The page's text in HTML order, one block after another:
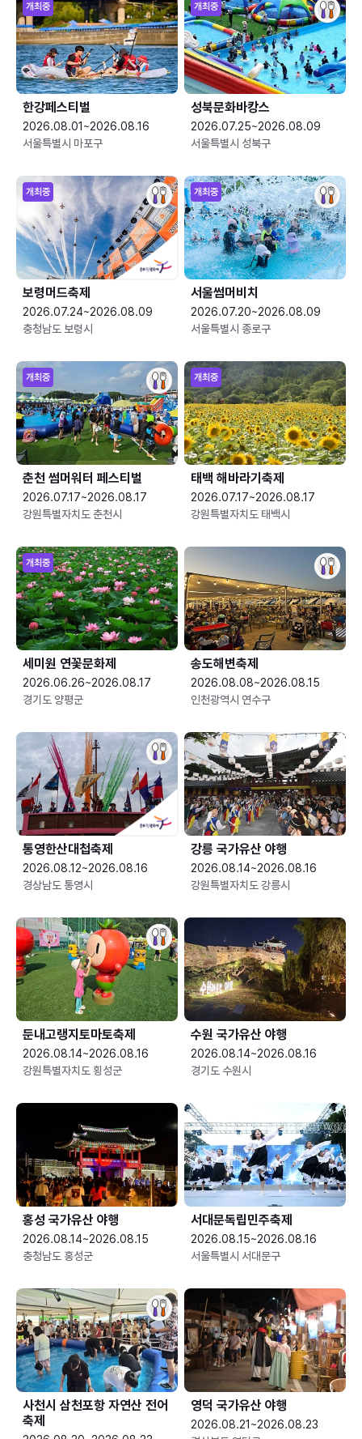
개최중
한강페스티벌
2026.08.01~2026.08.16
서울특별시 마포구
개최중
성북문화바캉스
2026.07.25~2026.08.09
서울특별시 성북구
개최중
보령머드축제
2026.07.24~2026.08.09
충청남도 보령시
개최중
서울썸머비치
2026.07.20~2026.08.09
서울특별시 종로구
개최중
춘천 썸머워터 페스티벌
2026.07.17~2026.08.17
강원특별자치도 춘천시
개최중
태백 해바라기축제
2026.07.17~2026.08.17
강원특별자치도 태백시
개최중
세미원 연꽃문화제
2026.06.26~2026.08.17
경기도 양평군
송도해변축제
2026.08.08~2026.08.15
인천광역시 연수구
통영한산대첩축제
2026.08.12~2026.08.16
경상남도 통영시
강릉 국가유산 야행
2026.08.14~2026.08.16
강원특별자치도 강릉시
둔내고랭지토마토축제
2026.08.14~2026.08.16
강원특별자치도 횡성군
수원 국가유산 야행
2026.08.14~2026.08.16
경기도 수원시
홍성 국가유산 야행
2026.08.14~2026.08.15
충청남도 홍성군
서대문독립민주축제
2026.08.15~2026.08.16
서울특별시 서대문구
사천시 삼천포항 자연산 전어
축제
영덕 국가유산 야행
2026.08.21~2026.08.23